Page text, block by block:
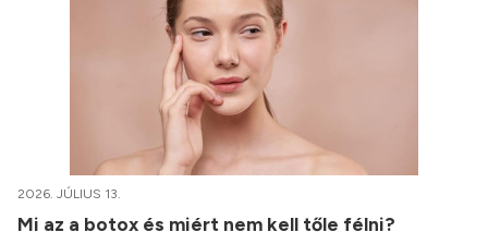
2026. JÚLIUS 13.
Mi az a botox és miért nem kell tőle félni?